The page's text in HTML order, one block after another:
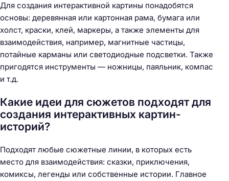
Для создания интерактивной картины понадобятся
основы: деревянная или картонная рама, бумага или
холст, краски, клей, маркеры, а также элементы для
взаимодействия, например, магнитные частицы,
потайные карманы или светодиодные подсветки. Также
пригодятся инструменты — ножницы, паяльник, компас
и т.д.
Какие идеи для сюжетов подходят для
создания интерактивных картин-
историй?
Подходят любые сюжетные линии, в которых есть
место для взаимодействия: сказки, приключения,
комиксы, легенды или собственные истории. Главное